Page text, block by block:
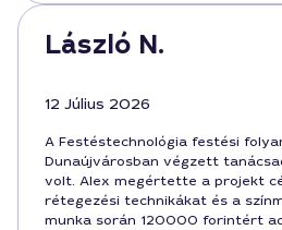
László N.
12 Július 2026
A Festéstechnológia festési
Dunaújvárosban végzett
volt. Alex megértette a projekt
rétegezési technikákat és a
munka során 120000 forintért